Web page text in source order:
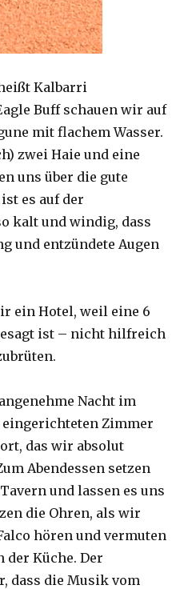
Kalbarri
Buff schauen wir auf
mit flachem Wasser.
zwei Haie und eine
uns über die gute
es auf der
kalt und windig, dass
und entzündete Augen
ein Hotel, weil eine 6
ist – nicht hilfreich
Nacht im
eingerichteten Zimmer
das wir absolut
Abendessen setzen
und lassen es uns
die Ohren, als wir
hören und vermuten
Küche. Der
dass die Musik vom